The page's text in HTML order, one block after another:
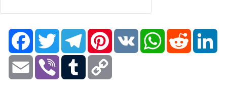
FacebookTwitter TelegramPinterestVK WhatsAppReddit
Email Viber Tumblr